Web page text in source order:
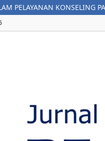
PELAYANAN KONSELING